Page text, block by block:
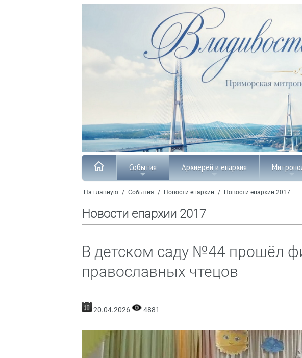
События Архиерей и епархия
На главную / События / Новости епархии / Новости епархии 2017
Новости епархии 2017
В детском саду №44 прошёл
православных чтецов
20.04.2026 4881